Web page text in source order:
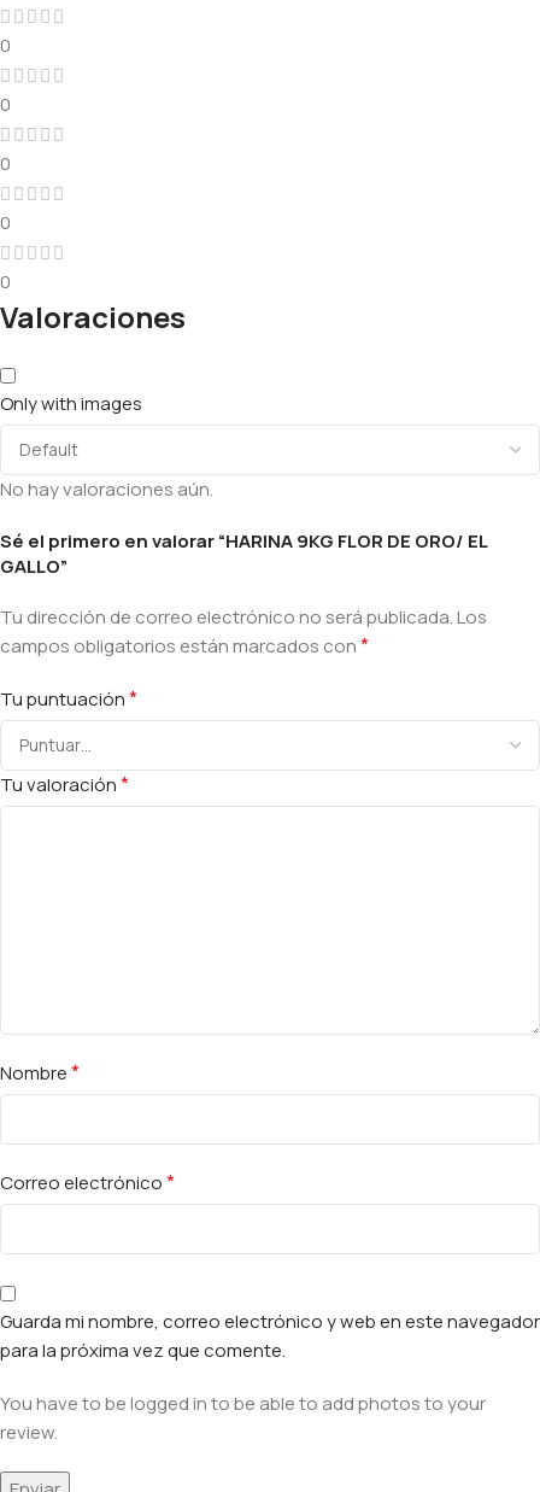
0
0
0
0
0
Valoraciones
Only with images
No hay valoraciones aún.
Sé el primero en valorar “HARINA 9KG FLOR DE ORO/ EL
GALLO”
Tu dirección de correo electrónico no será publicada.Los
campos obligatorios están marcados con*
Tu puntuación*
Tu valoración*
Nombre*
Correo electrónico*
Guarda mi nombre, correo electrónico y web en este navegador
para la próxima vez que comente.
You have to be logged in to be able to add photos to your
review.